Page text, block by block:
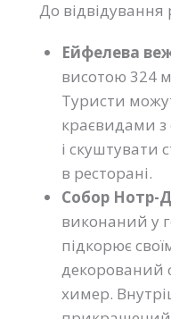
До відвідування
Ейфелева
висотою 324
Туристи
краєвидами
і скуштувати
в ресторані.
Собор Нотр-
виконаний у
підкорює
декорований
химер.